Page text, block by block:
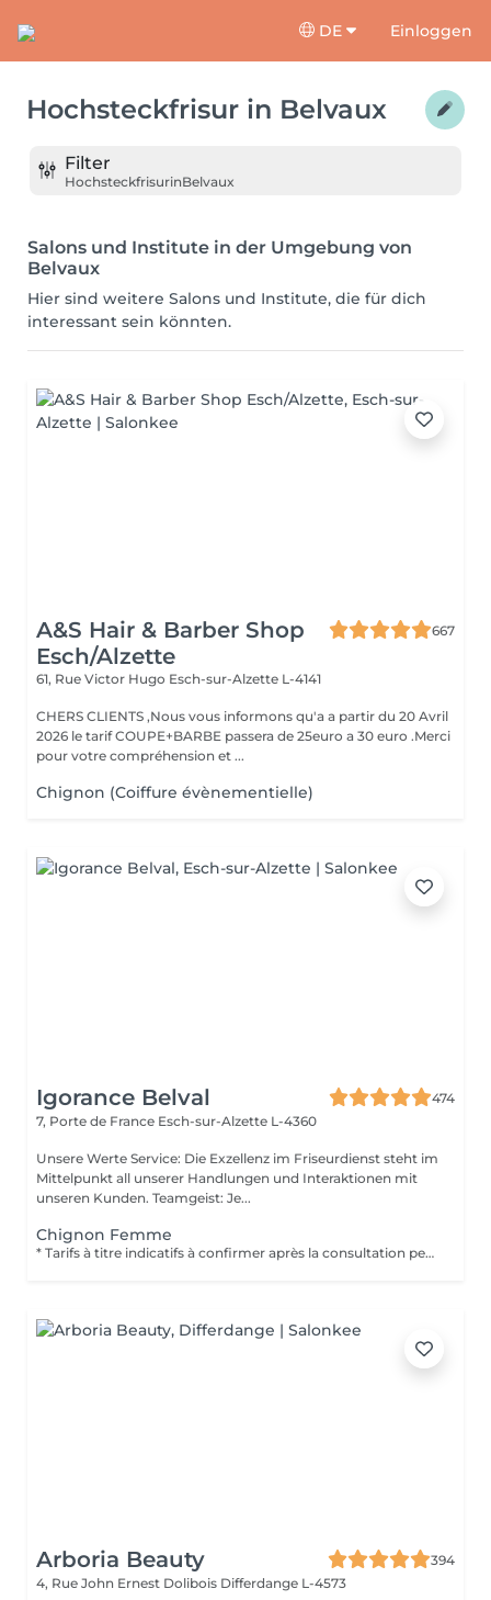
DE Einloggen
Hochsteckfrisur in Belvaux
Filter
HochsteckfrisurinBelvaux
Salons und Institute in der Umgebung von
Belvaux
Hier sind weitere Salons und Institute, die für dich
interessant sein könnten.
A&S Hair & Barber Shop
Esch/Alzette
667
61, Rue Victor Hugo Esch-sur-Alzette L-4141
CHERS CLIENTS ,Nous vous informons qu'a a partir du 20 Avril
2026 le tarif COUPE+BARBE passera de 25euro a 30 euro .Merci
pour votre compréhension et ...
Chignon (Coiffure évènementielle)
Igorance Belval
474
7, Porte de France Esch-sur-Alzette L-4360
Unsere Werte Service: Die Exzellenz im Friseurdienst steht im
Mittelpunkt all unserer Handlungen und Interaktionen mit
unseren Kunden. Teamgeist: Je...
Chignon Femme
* Tarifs à titre indicatifs à confirmer après la consultation personnalisée établit auprès de votre coiffeur/stylist/spécialiste * La direction se réserve le droit dapporter des modifications pour le bon fonctionnement du salon
Arboria Beauty
394
4, Rue John Ernest Dolibois Differdange L-4573